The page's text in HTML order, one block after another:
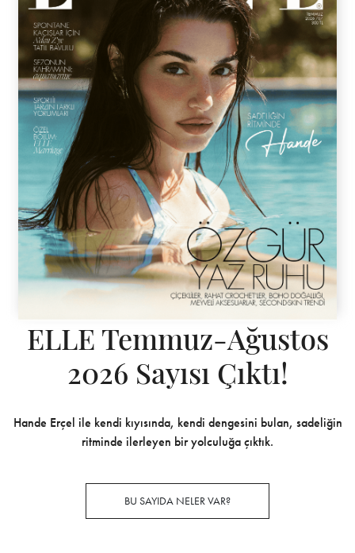
ELLE Temmuz-Ağustos
2026 Sayısı Çıktı!
Hande Erçel ile kendi kıyısında, kendi dengesini bulan, sadeliğin
ritminde ilerleyen bir yolculuğa çıktık.
BU SAYIDA NELER VAR?